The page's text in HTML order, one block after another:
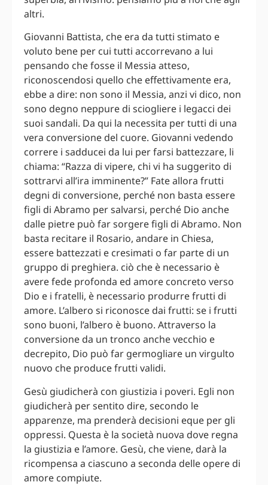
altri.
Giovanni Battista, che era da tutti stimato e
voluto bene per cui tutti accorrevano a lui
pensando che fosse il Messia atteso,
riconoscendosi quello che effettivamente era,
ebbe a dire: non sono il Messia, anzi vi dico, non
sono degno neppure di sciogliere i legacci dei
suoi sandali. Da qui la necessita per tutti di una
vera conversione del cuore. Giovanni vedendo
correre i sadducei da lui per farsi battezzare, li
chiama: “Razza di vipere, chi vi ha suggerito di
sottrarvi all’ira imminente?” Fate allora frutti
degni di conversione, perché non basta essere
figli di Abramo per salvarsi, perché Dio anche
dalle pietre può far sorgere figli di Abramo. Non
basta recitare il Rosario, andare in Chiesa,
essere battezzati e cresimati o far parte di un
gruppo di preghiera. ciò che è necessario è
avere fede profonda ed amore concreto verso
Dio e i fratelli, è necessario produrre frutti di
amore. L’albero si riconosce dai frutti: se i frutti
sono buoni, l’albero è buono. Attraverso la
conversione da un tronco anche vecchio e
decrepito, Dio può far germogliare un virgulto
nuovo che produce frutti validi.
Gesù giudicherà con giustizia i poveri. Egli non
giudicherà per sentito dire, secondo le
apparenze, ma prenderà decisioni eque per gli
oppressi. Questa è la società nuova dove regna
la giustizia e l’amore. Gesù, che viene, darà la
ricompensa a ciascuno a seconda delle opere di
amore compiute.